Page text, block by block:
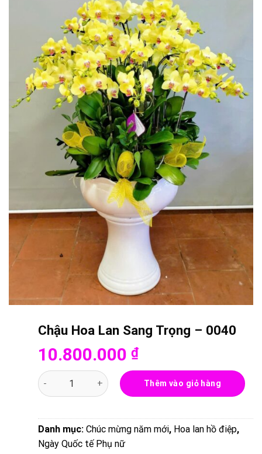
Chậu Hoa Lan Sang Trọng – 0040
10.800.000 ₫
Chậu Hoa Lan Sang Trọng - 0040 số lượng
Thêm vào giỏ hàng
Danh mục: Chúc mừng năm mới, Hoa lan hồ điệp,
Ngày Quốc tế Phụ nữ